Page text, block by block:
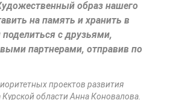
образ нашего
на память и хранить в
с друзьями,
партнерами, отправив по
проектов развития
области Анна Коновалова.